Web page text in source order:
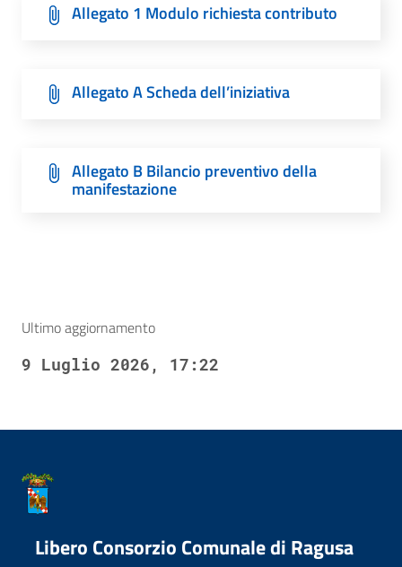
Allegato 1 Modulo richiesta contributo
Allegato A Scheda dell’iniziativa
Allegato B Bilancio preventivo della
manifestazione
Ultimo aggiornamento
9 Luglio 2026, 17:22
Libero Consorzio Comunale di Ragusa